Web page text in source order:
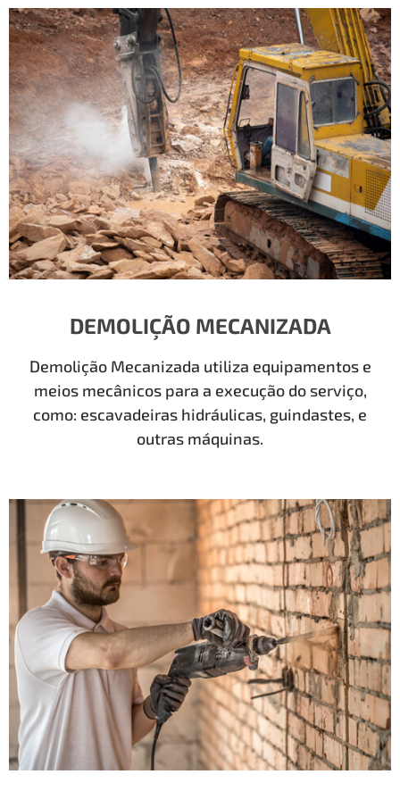
DEMOLIÇÃO MECANIZADA
Demolição Mecanizada utiliza equipamentos e
meios mecânicos para a execução do serviço,
como: escavadeiras hidráulicas, guindastes, e
outras máquinas.